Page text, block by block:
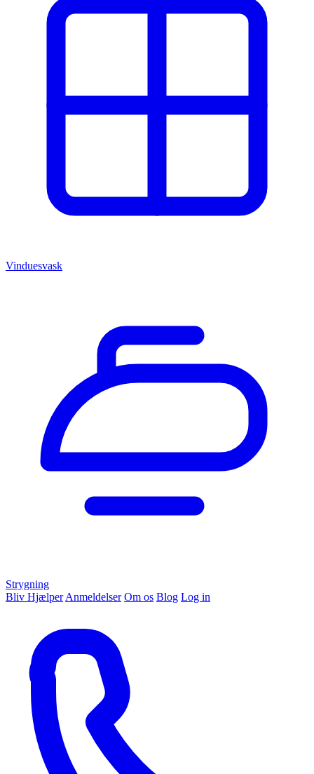
Vinduesvask
Strygning
Bliv Hjælper Anmeldelser Om os Blog Log in